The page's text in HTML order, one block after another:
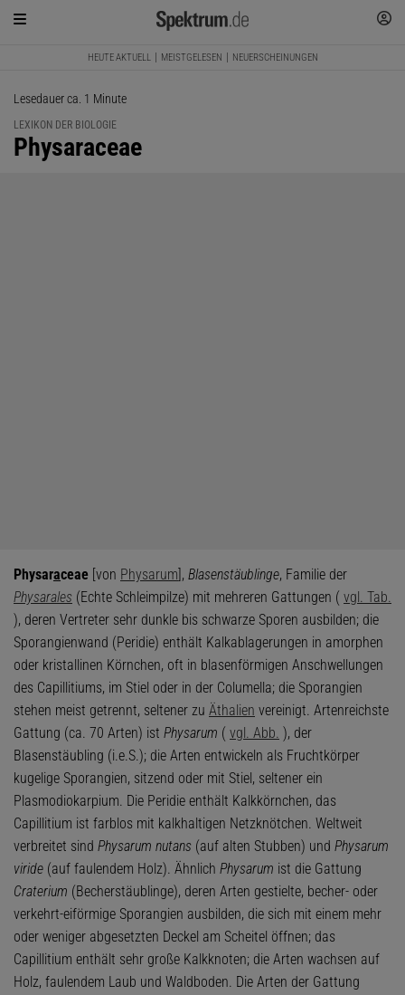
HEUTE AKTUELL MEISTGELESEN NEUERSCHEINUNGEN
Lesedauer ca. 1 Minute
LEXIKON DER BIOLOGIE
:
Physaraceae
Physaraceae [von Physarum], Blasenstäublinge, Familie der
Physarales (Echte Schleimpilze) mit mehreren Gattungen ( vgl. Tab.
), deren Vertreter sehr dunkle bis schwarze Sporen ausbilden; die
Sporangienwand (Peridie) enthält Kalkablagerungen in amorphen
oder kristallinen Körnchen, oft in blasenförmigen Anschwellungen
des Capillitiums, im Stiel oder in der Columella; die Sporangien
stehen meist getrennt, seltener zu Äthalien vereinigt. Artenreichste
Gattung (ca. 70 Arten) ist Physarum ( vgl. Abb. ), der
Blasenstäubling (i.e.S.); die Arten entwickeln als Fruchtkörper
kugelige Sporangien, sitzend oder mit Stiel, seltener ein
Plasmodiokarpium. Die Peridie enthält Kalkkörnchen, das
Capillitium ist farblos mit kalkhaltigen Netzknötchen. Weltweit
verbreitet sind Physarum nutans (auf alten Stubben) und Physarum
viride (auf faulendem Holz). Ähnlich Physarum ist die Gattung
Craterium (Becherstäublinge), deren Arten gestielte, becher- oder
verkehrt-eiförmige Sporangien ausbilden, die sich mit einem mehr
oder weniger abgesetzten Deckel am Scheitel öffnen; das
Capillitium enthält sehr große Kalkknoten; die Arten wachsen auf
Holz, faulendem Laub und Waldboden. Die Arten der Gattung